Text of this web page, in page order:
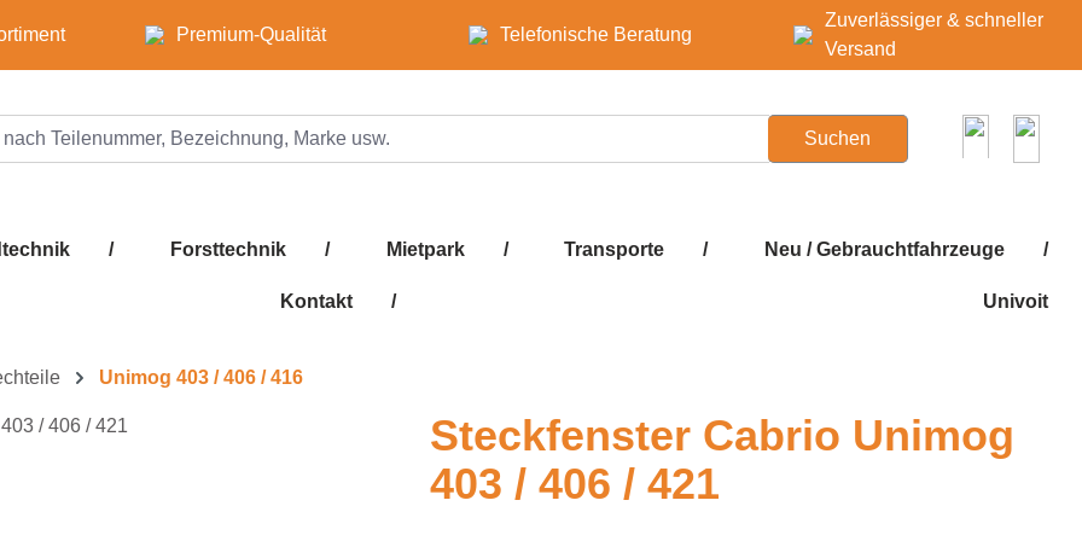
Premium-Qualität Telefonische Beratung
Zuverlässiger & schneller
Versand
Suchen
/ Forsttechnik / Mietpark / Transporte / Neu / Gebrauchtfahrzeuge /
Kontakt / Univoit
Unimog 403 / 406 / 416
Steckfenster Cabrio Unimog
403 / 406 / 421